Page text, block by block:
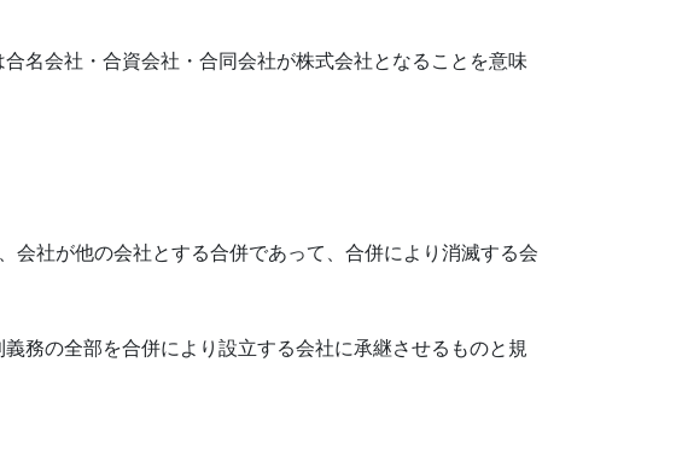
名会社・合資会社・合同会社が株式会社となることを意味
会社が他の会社とする合併であって、合併により消滅する会
務の全部を合併により設立する会社に承継させるものと規